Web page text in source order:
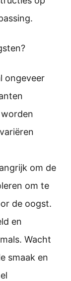
ongeveer
om de
om te
de oogst.
en
Wacht
smaak en